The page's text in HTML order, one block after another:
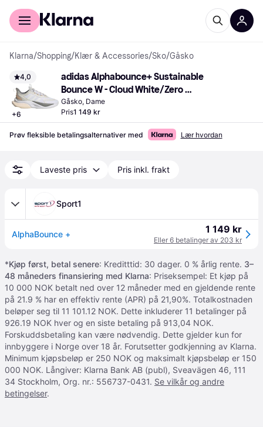
For kunder
Klarna/Shopping/Klær & Accessories/Sko/Gåsko
4,0
+6
adidas Alphabounce+ Sustainable
Bounce W - Cloud White/Zero
Metallic/Grey Three
Gåsko, Dame
Pris1 149 kr
Prøv fleksible betalingsalternativer med Lær hvordan
Laveste pris Pris inkl. frakt
Sport1
AlphaBounce + 1 149 kr
Eller 6 betalinger av 203 kr
*Kjøp først, betal senere: Kreditttid: 30 dager. 0 % årlig rente. 3–
48 måneders finansiering med Klarna: Priseksempel: Et kjøp på
10 000 NOK betalt ned over 12 måneder med en gjeldende rente
på 21.9 % har en effektiv rente (APR) på 21,90%. Totalkostnaden
beløper seg til 11 101.12 NOK. Dette inkluderer 11 betalinger på
926.19 NOK hver og en siste betaling på 913,04 NOK.
Forskuddsbetaling kan være nødvendig. Dette gjelder kun for
innbyggere i Norge over 18 år. Forutsetter godkjenning av Klarna.
Minimum kjøpsbeløp er 250 NOK og maksimalt kjøpsbeløp er 150
000 NOK. Långiver: Klarna Bank AB (publ), Sveavägen 46, 111
34 Stockholm, Org. nr.: 556737-0431. Se vilkår og andre
betingelser.